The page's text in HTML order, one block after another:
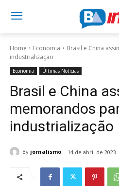
Home Economia
Brasil e China
industrialização
Economia Últimas Notícias
Brasil e China
memorandos
industrialização
By jornalismo 14 de abril de 2023